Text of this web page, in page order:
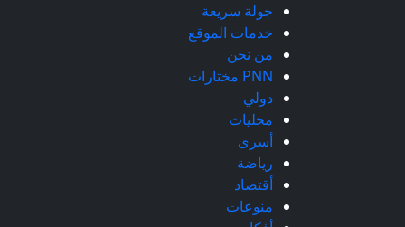
جولة سريعة
خدمات الموقع
من نحن
PNN مختارات
دولي
محليات
أسرى
رياضة
أقتصاد
منوعات